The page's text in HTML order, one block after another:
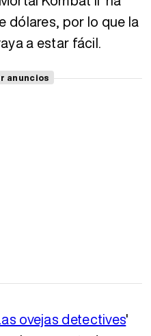
dólares, por lo que la
a estar fácil.
anuncios
ovejas detectives'